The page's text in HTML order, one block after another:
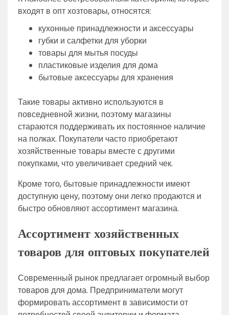
входят в опт хозтовары, относятся:
кухонные принадлежности и аксессуары
губки и салфетки для уборки
товары для мытья посуды
пластиковые изделия для дома
бытовые аксессуары для хранения
Такие товары активно используются в
повседневной жизни, поэтому магазины
стараются поддерживать их постоянное наличие
на полках. Покупатели часто приобретают
хозяйственные товары вместе с другими
покупками, что увеличивает средний чек.
Кроме того, бытовые принадлежности имеют
доступную цену, поэтому они легко продаются и
быстро обновляют ассортимент магазина.
Ассортимент хозяйственных
товаров для оптовых покупателей
Современный рынок предлагает огромный выбор
товаров для дома. Предприниматели могут
формировать ассортимент в зависимости от